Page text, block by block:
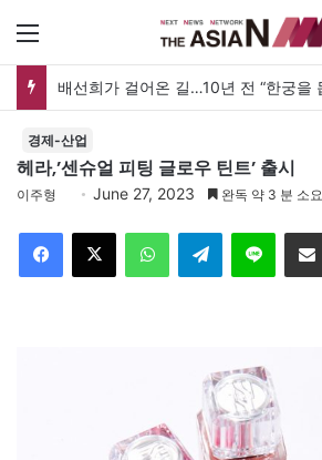
경제-산업
헤라,’센슈얼 피팅 글로우 틴트’ 출시
이주형 June 27, 2023 완독 약 3 분 소요
Telegram